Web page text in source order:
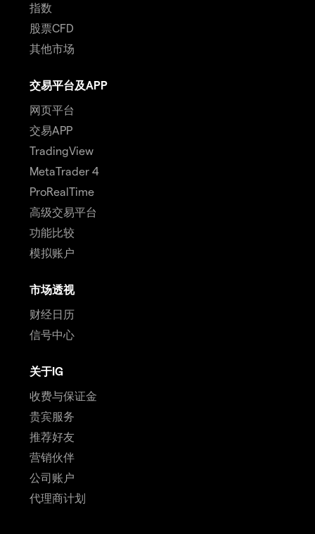
指数
股票CFD
其他市场
交易平台及APP
网页平台
交易APP
TradingView
MetaTrader 4
ProRealTime
高级交易平台
功能比较
模拟账户
市场透视
财经日历
信号中心
关于IG
收费与保证金
贵宾服务
推荐好友
营销伙伴
公司账户
代理商计划